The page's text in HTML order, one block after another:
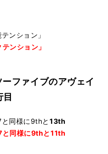
ンション」
ンション」
ファイブのアヴェイ
と同様に9thと 13th
と同様に9thと11th